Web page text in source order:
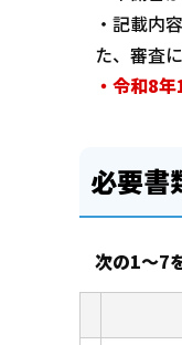
・記載内
た、審査
・令和8
必要書
次の1～7